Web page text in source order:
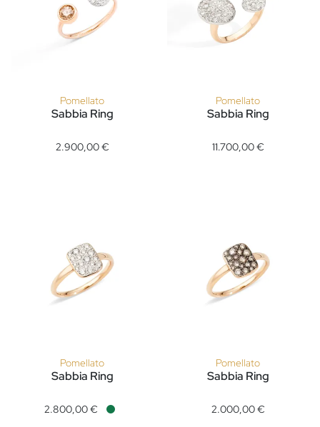
Pomellato
Sabbia Ring
2.900,00 €
Pomellato
Sabbia Ring
11.700,00 €
Pomellato
Sabbia Ring
2.800,00 €
Pomellato
Sabbia Ring
2.000,00 €